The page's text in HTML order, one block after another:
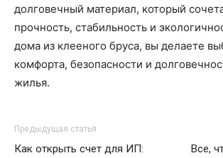
долговечный материал, который
прочность, стабильность и
дома из клееного бруса, вы делаете
комфорта, безопасности и
жилья.
Предыдущая статья
Как открыть счет для ИП:
Все,